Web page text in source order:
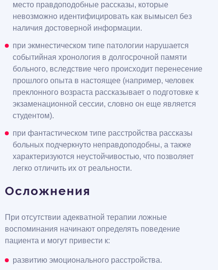
место правдоподобные рассказы, которые
невозможно идентифицировать как вымысел без
наличия достоверной информации.
при экмнестическом типе патологии нарушается
событийная хронология в долгосрочной памяти
больного, вследствие чего происходит перенесение
прошлого опыта в настоящее (например, человек
преклонного возраста рассказывает о подготовке к
экзаменационной сессии, словно он еще является
студентом).
при фантастическом типе расстройства рассказы
больных подчеркнуто неправдоподобны, а также
характеризуются неустойчивостью, что позволяет
легко отличить их от реальности.
Осложнения
При отсутствии адекватной терапии ложные
воспоминания начинают определять поведение
пациента и могут привести к:
развитию эмоционального расстройства.